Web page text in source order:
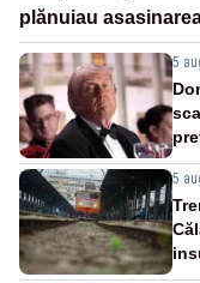
plănuiau
5
5